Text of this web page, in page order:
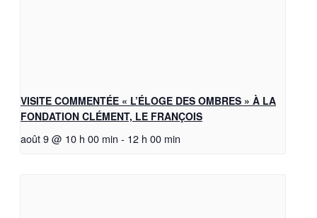
VISITE COMMENTÉE « L’ÉLOGE DES OMBRES » À LA
FONDATION CLÉMENT, LE FRANÇOIS
août 9 @ 10 h 00 min - 12 h 00 min